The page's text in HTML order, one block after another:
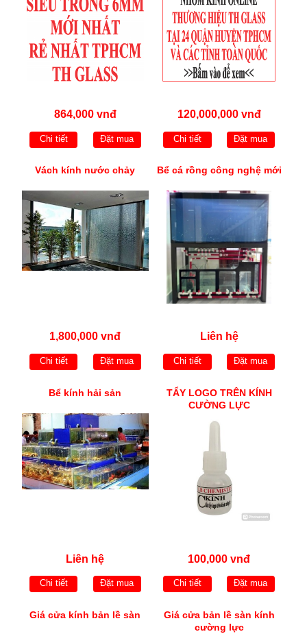
864,000 vnđ
Chi tiết Đặt mua
120,000,000 vnđ
Chi tiết Đặt mua
Vách kính nước chảy
1,800,000 vnđ
Chi tiết Đặt mua
Bể cá rồng công nghệ mới
Liên hệ
Chi tiết Đặt mua
Bể kính hải sản
Liên hệ
Chi tiết Đặt mua
TẨY LOGO TRÊN KÍNH
CƯỜNG LỰC
100,000 vnđ
Chi tiết Đặt mua
Giá cửa kính bản lề sàn
Giá cửa bản lề sàn kính
cường lực